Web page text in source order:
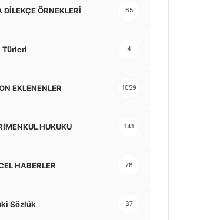
DİLEKÇE ÖRNEKLERİ 65
Türleri 4
EKLENENLER 1059
HUKUKU 141
HABERLER 78
Sözlük 37